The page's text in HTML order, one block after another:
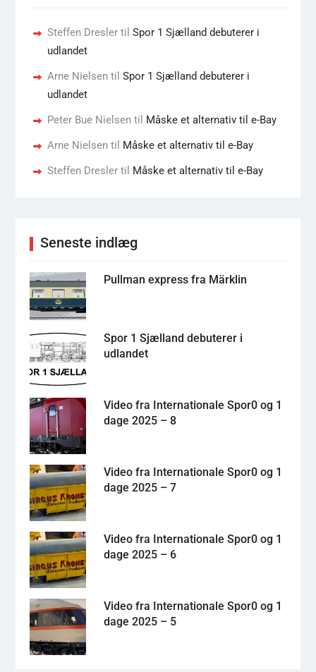
Steffen Dreslertil Spor 1 Sjælland debuterer i
udlandet
Arne Nielsentil Spor 1 Sjælland debuterer i
udlandet
Peter Bue Nielsentil Måske et alternativ til e-Bay
Arne Nielsentil Måske et alternativ til e-Bay
Steffen Dreslertil Måske et alternativ til e-Bay
Seneste indlæg
Pullman express fra Märklin
Spor 1 Sjælland debuterer i
udlandet
Video fra Internationale Spor0 og 1
dage 2025 – 8
Video fra Internationale Spor0 og 1
dage 2025 – 7
Video fra Internationale Spor0 og 1
dage 2025 – 6
Video fra Internationale Spor0 og 1
dage 2025 – 5